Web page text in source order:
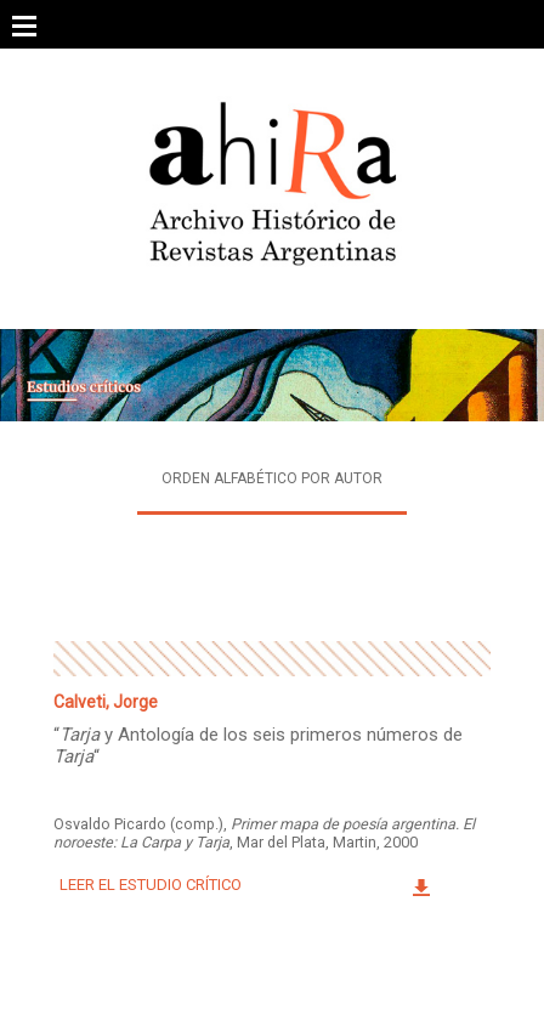
content
ARCHIVO DE REVISTAS
ESTUDIOS CRÍTICOS
INTEGRANTES
ORDEN ALFABÉTICO POR AUTOR
Calveti, Jorge
“Tarjay Antología de los seis primeros números de
Tarja“
Osvaldo Picardo (comp.), Primer mapa de poesía argentina. El
noroeste: La Carpa y Tarja, Mar del Plata, Martin, 2000
LEER EL ESTUDIO CRÍTICO